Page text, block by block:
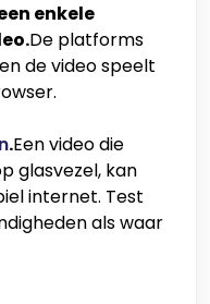
enkele
De platforms
de video speelt
.Een video die
glasvezel, kan
internet. Test
als waar